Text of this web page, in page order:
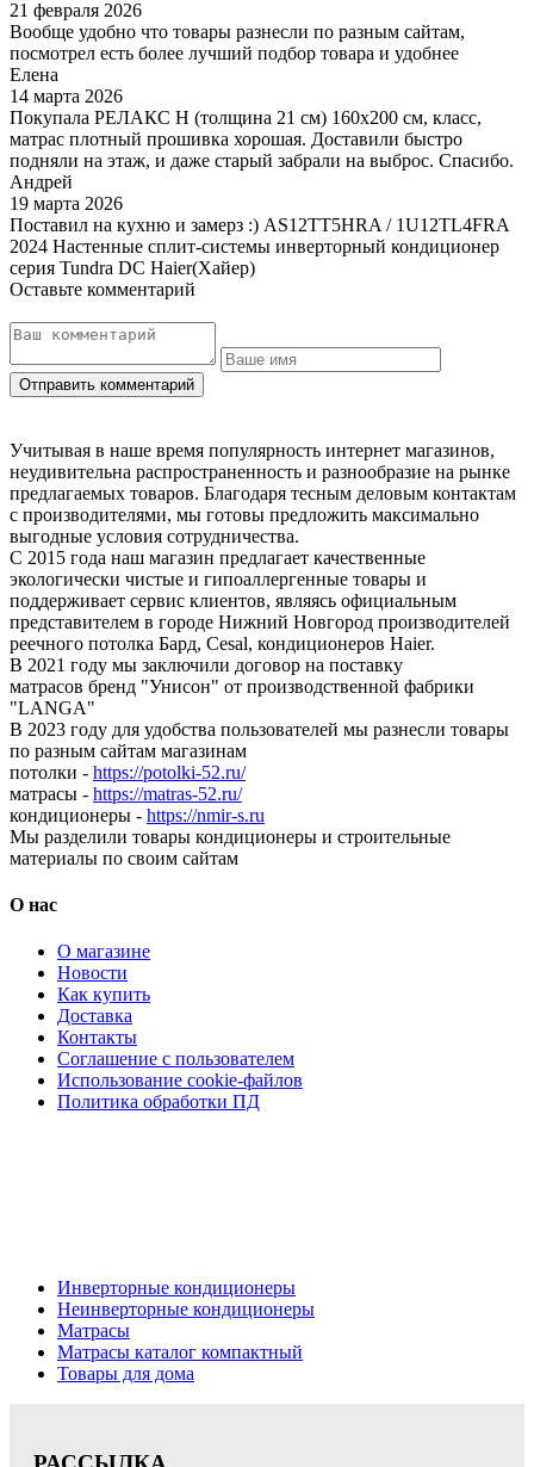
21 февраля 2026
Вообще удобно что товары разнесли по разным сайтам,
посмотрел есть более лучший подбор товара и удобнее
Елена
14 марта 2026
Покупала РЕЛАКС Н (толщина 21 см) 160х200 см, класс,
матрас плотный прошивка хорошая. Доставили быстро
подняли на этаж, и даже старый забрали на выброс. Спасибо.
Андрей
19 марта 2026
Поставил на кухню и замерз :) AS12TT5HRA / 1U12TL4FRA
2024 Настенные сплит-системы инверторный кондиционер
серия Tundra DC Haier(Хайер)
Оставьте комментарий
Учитывая в наше время популярность интернет магазинов,
неудивительна распространенность и разнообразие на рынке
предлагаемых товаров. Благодаря тесным деловым контактам
с производителями, мы готовы предложить максимально
выгодные условия сотрудничества.
С 2015 года наш магазин предлагает качественные
экологически чистые и гипоаллергенные товары и
поддерживает сервис клиентов, являясь официальным
представителем в городе Нижний Новгород производителей
реечного потолка Бард, Cesal, кондиционеров Haier.
В 2021 году мы заключили договор на поставку
матрасов бренд "Унисон" от производственной фабрики
"LANGA"
В 2023 году для удобства пользователей мы разнесли товары
по разным сайтам магазинам
потолки - https://potolki-52.ru/
матрасы - https://matras-52.ru/
кондиционеры - https://nmir-s.ru
Мы разделили товары кондиционеры и строительные
материалы по своим сайтам
О нас
О магазине
Новости
Как купить
Доставка
Контакты
Соглашение с пользователем
Использование cookie-файлов
Политика обработки ПД
Инверторные кондиционеры
Неинверторные кондиционеры
Матрасы
Матрасы каталог компактный
Товары для дома